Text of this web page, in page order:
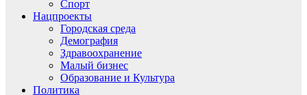
Спорт
Нацпроекты
Городская среда
Демография
Здравоохранение
Малый бизнес
Образование и Культура
Политика